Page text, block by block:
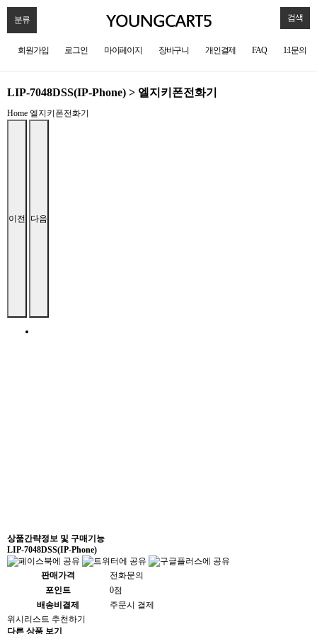
분류 검색
회원가입 로그인 마이페이지 장바구니 개인결제 FAQ 1:1문의
LIP-7048DSS(IP-Phone) > 엘지키폰전화기
Home 엘지키폰전화기
이전 다음
상품간략정보 및 구매기능
LIP-7048DSS(IP-Phone)
판매가격
전화문의
포인트
0점
배송비결제
주문시 결제
위시리스트 추천하기
다른 상품 보기